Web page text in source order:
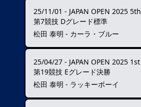
25/11/01 - JAPAN OPEN 2025 5th
第7競技 Dグレード標準
松田 泰明 - カーラ・ブルー
25/04/27 - JAPAN OPEN 2025 1st
第19競技 Eグレード決勝
松田 泰明 - ラッキーボーイ